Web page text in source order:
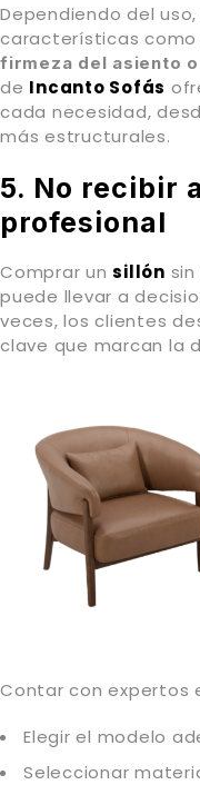
Dependiendo del
características como
firmeza del asiento o
de Incanto Sofás
cada necesidad,
más estructurales.
5. No recibir
profesional
Comprar unsillón
puede llevar a
veces, los clientes
clave que marcan la
Contar con expertos
Elegir el modelo
Seleccionar